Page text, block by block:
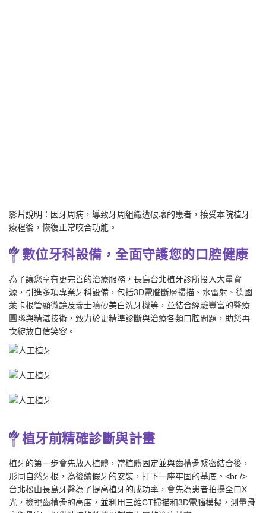
影片說明：因牙周病，導致牙周組織遭破壞的患者，接受本院植牙
療程後，恢復正常咬合功能。
數位牙科設備，全面守護您的口腔健康
為了讓您享有更完善的治療服務，長島台北植牙診所投入大量資
源，引進多項專業牙科設備，包括3D電腦斷層掃描、水雷射、德國
萊卡根管顯微鏡及瑞士噴砂美白洗牙機等，並結合經驗豐富的醫療
團隊與精湛技術，致力於更精準診斷與治療各類口腔問題，助您再
次綻放自信笑容。
植牙前精確診斷與計畫
植牙的第一步會先放入植體，當植體固定並與齒槽骨緊密結合後，
形同自然牙根，為後續假牙的安裝，打下一座牢固的基底。<br />
台北松山長島牙醫為了提高植牙的成功率，會先為患者拍攝全口X
光，檢視齒槽骨的高度，並利用三維CT掃描和3D電腦模擬，測量骨